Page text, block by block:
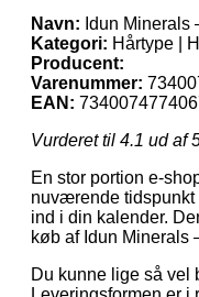
Navn: Idun Minerals
Kategori: Hårtype |
Producent:
Varenummer:
EAN:
Vurderet til 4.1 ud af
En stor portion e-
nuværende tidspunkt
ind i din kalender.
køb af Idun Minerals
Du kunne lige så vel